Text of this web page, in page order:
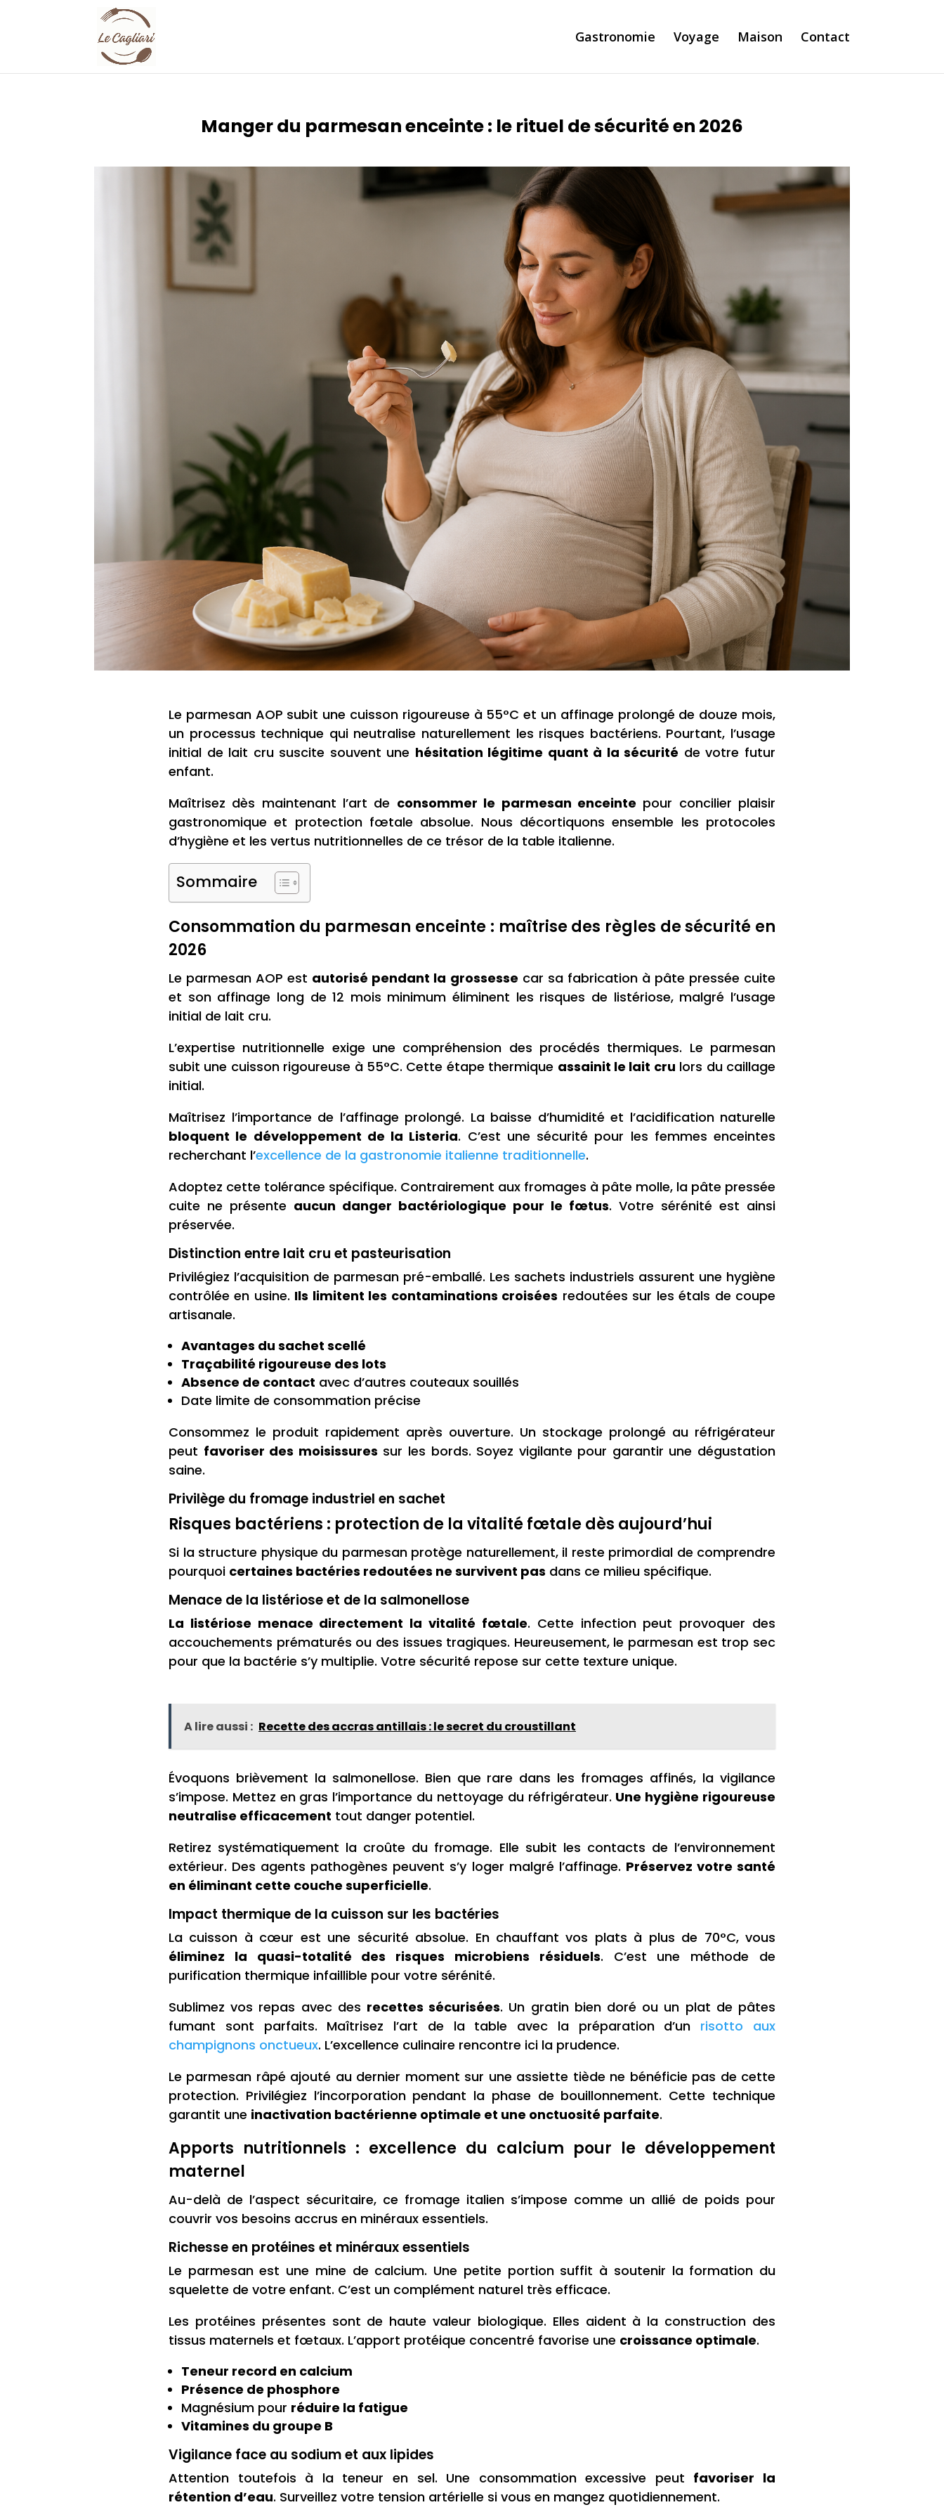
Gastronomie Voyage Maison Contact
Manger du parmesan enceinte : le rituel de sécurité en 2026
Le parmesan AOP subit une cuisson rigoureuse à 55°C et un affinage prolongé de douze mois,
un processus technique qui neutralise naturellement les risques bactériens. Pourtant, l’usage
initial de lait cru suscite souvent une hésitation légitime quant à la sécurité de votre futur
enfant.
Maîtrisez dès maintenant l’art de consommer le parmesan enceinte pour concilier plaisir
gastronomique et protection fœtale absolue. Nous décortiquons ensemble les protocoles
d’hygiène et les vertus nutritionnelles de ce trésor de la table italienne.
Sommaire
Consommation du parmesan enceinte : maîtrise des règles de sécurité en
2026
Le parmesan AOP est autorisé pendant la grossesse car sa fabrication à pâte pressée cuite
et son affinage long de 12 mois minimum éliminent les risques de listériose, malgré l’usage
initial de lait cru.
L’expertise nutritionnelle exige une compréhension des procédés thermiques. Le parmesan
subit une cuisson rigoureuse à 55°C. Cette étape thermique assainit le lait cru lors du caillage
initial.
Maîtrisez l’importance de l’affinage prolongé. La baisse d’humidité et l’acidification naturelle
bloquent le développement de la Listeria. C’est une sécurité pour les femmes enceintes
recherchant l’excellence de la gastronomie italienne traditionnelle.
Adoptez cette tolérance spécifique. Contrairement aux fromages à pâte molle, la pâte pressée
cuite ne présente aucun danger bactériologique pour le fœtus. Votre sérénité est ainsi
préservée.
Distinction entre lait cru et pasteurisation
Privilégiez l’acquisition de parmesan pré-emballé. Les sachets industriels assurent une hygiène
contrôlée en usine. Ils limitent les contaminations croisées redoutées sur les étals de coupe
artisanale.
Avantages du sachet scellé
Traçabilité rigoureuse des lots
Absence de contact avec d’autres couteaux souillés
Date limite de consommation précise
Consommez le produit rapidement après ouverture. Un stockage prolongé au réfrigérateur
peut favoriser des moisissures sur les bords. Soyez vigilante pour garantir une dégustation
saine.
Privilège du fromage industriel en sachet
Risques bactériens : protection de la vitalité fœtale dès aujourd’hui
Si la structure physique du parmesan protège naturellement, il reste primordial de comprendre
pourquoi certaines bactéries redoutées ne survivent pas dans ce milieu spécifique.
Menace de la listériose et de la salmonellose
La listériose menace directement la vitalité fœtale. Cette infection peut provoquer des
accouchements prématurés ou des issues tragiques. Heureusement, le parmesan est trop sec
pour que la bactérie s’y multiplie. Votre sécurité repose sur cette texture unique.
A lire aussi : Recette des accras antillais : le secret du croustillant
Évoquons brièvement la salmonellose. Bien que rare dans les fromages affinés, la vigilance
s’impose. Mettez en gras l’importance du nettoyage du réfrigérateur. Une hygiène rigoureuse
neutralise efficacement tout danger potentiel.
Retirez systématiquement la croûte du fromage. Elle subit les contacts de l’environnement
extérieur. Des agents pathogènes peuvent s’y loger malgré l’affinage. Préservez votre santé
en éliminant cette couche superficielle.
Impact thermique de la cuisson sur les bactéries
La cuisson à cœur est une sécurité absolue. En chauffant vos plats à plus de 70°C, vous
éliminez la quasi-totalité des risques microbiens résiduels. C’est une méthode de
purification thermique infaillible pour votre sérénité.
Sublimez vos repas avec des recettes sécurisées. Un gratin bien doré ou un plat de pâtes
fumant sont parfaits. Maîtrisez l’art de la table avec la préparation d’un risotto aux
champignons onctueux. L’excellence culinaire rencontre ici la prudence.
Le parmesan râpé ajouté au dernier moment sur une assiette tiède ne bénéficie pas de cette
protection. Privilégiez l’incorporation pendant la phase de bouillonnement. Cette technique
garantit une inactivation bactérienne optimale et une onctuosité parfaite.
Apports nutritionnels : excellence du calcium pour le développement
maternel
Au-delà de l’aspect sécuritaire, ce fromage italien s’impose comme un allié de poids pour
couvrir vos besoins accrus en minéraux essentiels.
Richesse en protéines et minéraux essentiels
Le parmesan est une mine de calcium. Une petite portion suffit à soutenir la formation du
squelette de votre enfant. C’est un complément naturel très efficace.
Les protéines présentes sont de haute valeur biologique. Elles aident à la construction des
tissus maternels et fœtaux. L’apport protéique concentré favorise une croissance optimale.
Teneur record en calcium
Présence de phosphore
Magnésium pour réduire la fatigue
Vitamines du groupe B
Vigilance face au sodium et aux lipides
Attention toutefois à la teneur en sel. Une consommation excessive peut favoriser la
rétention d’eau. Surveillez votre tension artérielle si vous en mangez quotidiennement.